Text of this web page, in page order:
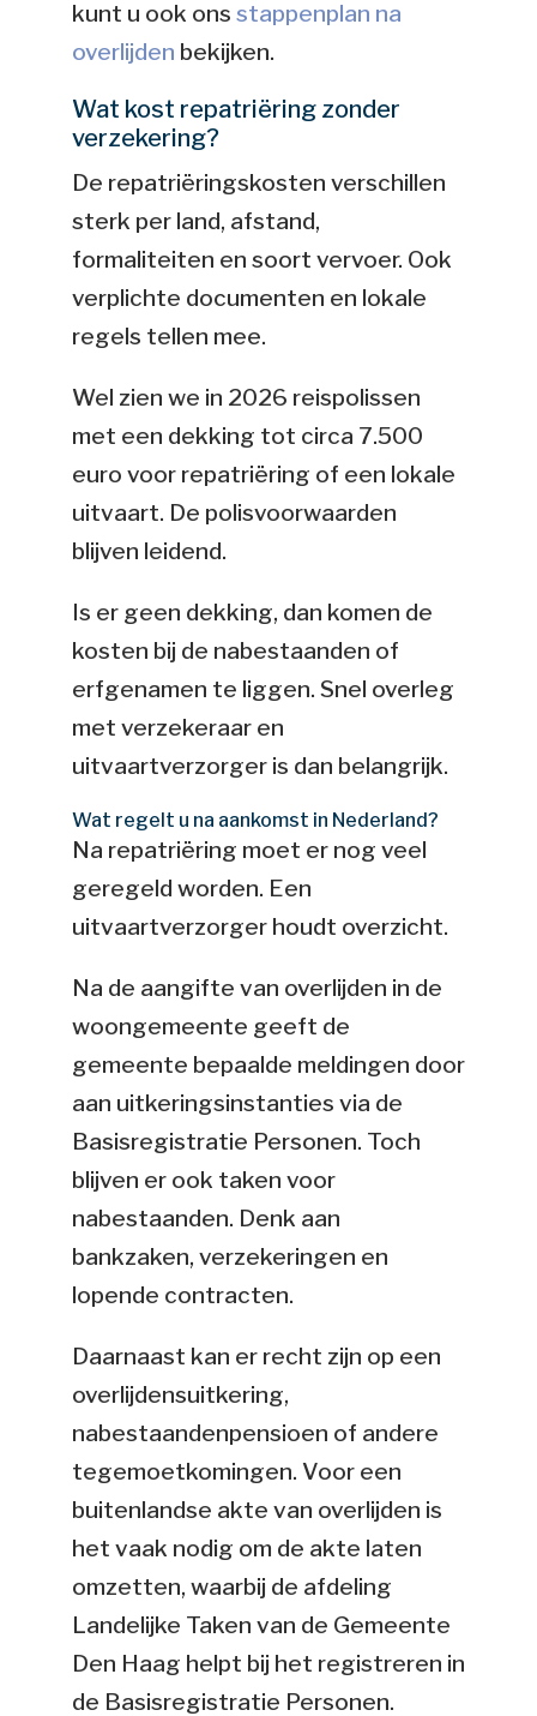
kunt u ook ons stappenplan na
overlijden bekijken.
Wat kost repatriëring zonder
verzekering?
De repatriëringskosten verschillen
sterk per land, afstand,
formaliteiten en soort vervoer. Ook
verplichte documenten en lokale
regels tellen mee.
Wel zien we in 2026 reispolissen
met een dekking tot circa 7.500
euro voor repatriëring of een lokale
uitvaart. De polisvoorwaarden
blijven leidend.
Is er geen dekking, dan komen de
kosten bij de nabestaanden of
erfgenamen te liggen. Snel overleg
met verzekeraar en
uitvaartverzorger is dan belangrijk.
Wat regelt u na aankomst in Nederland?
Na repatriëring moet er nog veel
geregeld worden. Een
uitvaartverzorger houdt overzicht.
Na de aangifte van overlijden in de
woongemeente geeft de
gemeente bepaalde meldingen door
aan uitkeringsinstanties via de
Basisregistratie Personen. Toch
blijven er ook taken voor
nabestaanden. Denk aan
bankzaken, verzekeringen en
lopende contracten.
Daarnaast kan er recht zijn op een
overlijdensuitkering,
nabestaandenpensioen of andere
tegemoetkomingen. Voor een
buitenlandse akte van overlijden is
het vaak nodig om de akte laten
omzetten, waarbij de afdeling
Landelijke Taken van de Gemeente
Den Haag helpt bij het registreren in
de Basisregistratie Personen.